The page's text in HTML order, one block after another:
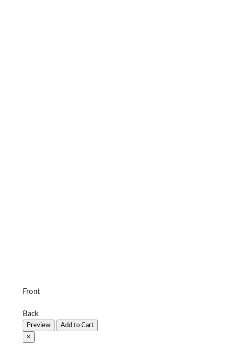
Front
Back
Preview
Add to Cart
×